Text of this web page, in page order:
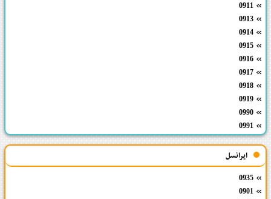
0911
0913
0914
0915
0916
0917
0918
0919
0990
0991
ایرانسل
0935
0901